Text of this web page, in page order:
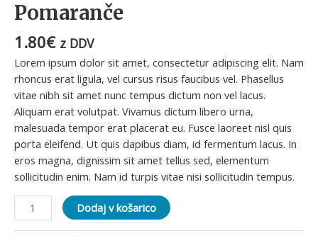
Pomaranče
1.80€ z DDV
Lorem ipsum dolor sit amet, consectetur adipiscing elit. Nam
rhoncus erat ligula, vel cursus risus faucibus vel. Phasellus
vitae nibh sit amet nunc tempus dictum non vel lacus.
Aliquam erat volutpat. Vivamus dictum libero urna,
malesuada tempor erat placerat eu. Fusce laoreet nisl quis
porta eleifend. Ut quis dapibus diam, id fermentum lacus. In
eros magna, dignissim sit amet tellus sed, elementum
sollicitudin enim. Nam id turpis vitae nisi sollicitudin tempus.
Dodaj v košarico